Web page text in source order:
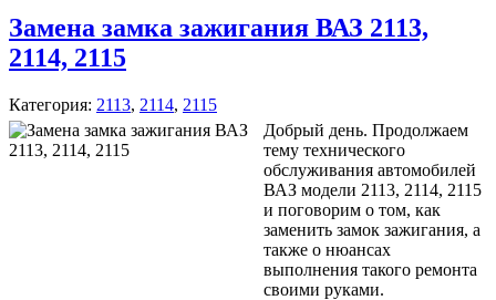
Замена замка зажигания ВАЗ 2113,
2114, 2115
Категория: 2113, 2114, 2115
Добрый день. Продолжаем
тему технического
обслуживания автомобилей
ВАЗ модели 2113, 2114, 2115
и поговорим о том, как
заменить замок зажигания, а
также о нюансах
выполнения такого ремонта
своими руками.